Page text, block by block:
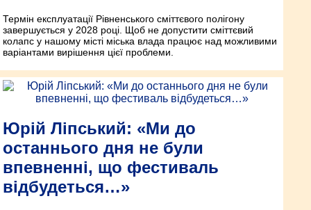
Термін експлуатації Рівненського сміттєвого полігону
завершується у 2028 році. Щоб не допустити сміттєвий
колапс у нашому місті міська влада працює над можливими
варіантами вирішення цієї проблеми.
Юрій Ліпський: «Ми до
останнього дня не були
впевненні, що фестиваль
відбудеться…»